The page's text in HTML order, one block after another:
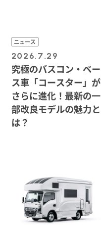
ニュース
2026.7.29
究極のバスコン・ベー
ス車「コースター」が
さらに進化！最新の一
部改良モデルの魅力と
は？